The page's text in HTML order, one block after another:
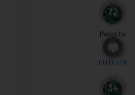
Peixoto
Nº
72
DEFENSOR